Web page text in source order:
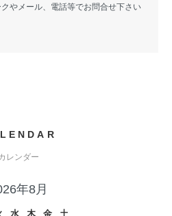
やメール、電話等でお問合せ下さい
レンダー
年8月
水 木 金 土